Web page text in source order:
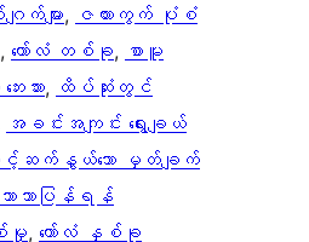
ျက်များ, ဇယားကွက် ပုံစံ
, ကော်လံ တစ်ခု, စာမူ
းဘား, ထိပ်ဆုံးတွင်
အခင်းအကျင်း ရွေးချယ်
ဆက်နွယ်သော မှတ်ချက်
ဘာသာပြန်ရန်
မှု, ကော်လံ နှစ်ခု